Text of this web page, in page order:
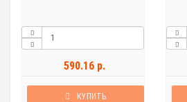
590.16 р.
КУПИТЬ